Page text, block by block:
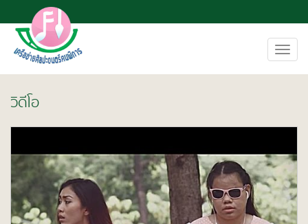
วิดีโอ